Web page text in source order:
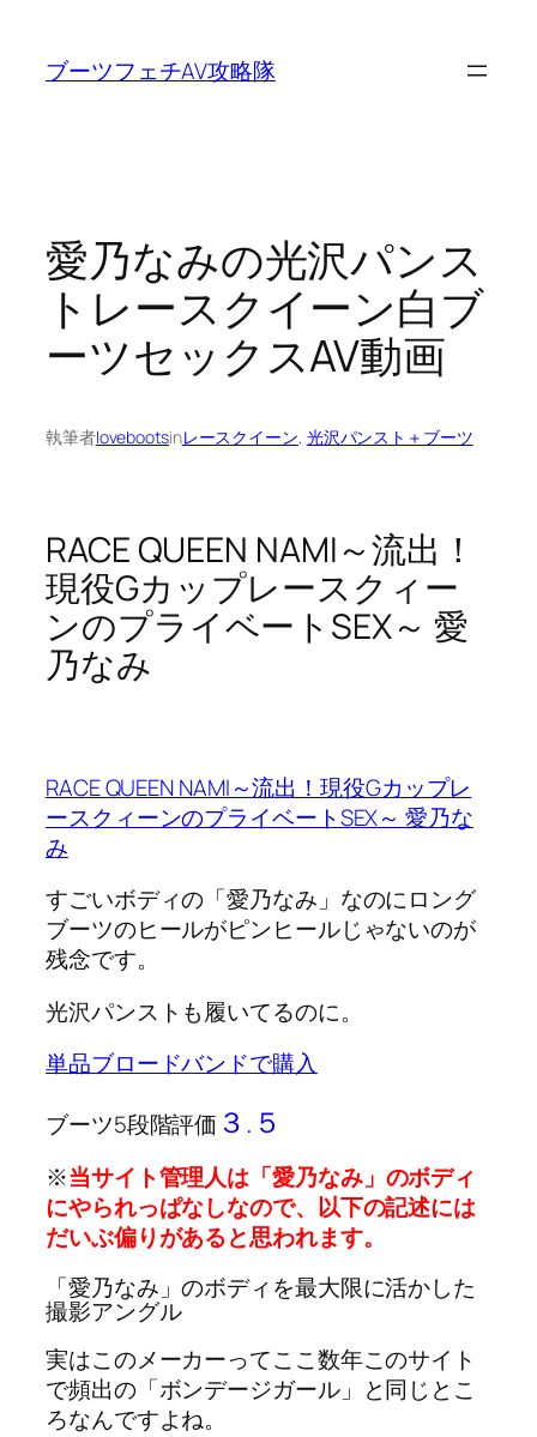
ブーツフェチAV攻略隊
愛乃なみの光沢パンス
トレースクイーン白ブ
ーツセックスAV動画
執筆者lovebootsinレースクイーン, 光沢パンスト＋ブーツ
RACE QUEEN NAMI～流出！
現役Gカップレースクィー
ンのプライベートSEX～ 愛
乃なみ
RACE QUEEN NAMI～流出！現役Gカップレ
ースクィーンのプライベートSEX～ 愛乃な
み
すごいボディの「愛乃なみ」なのにロング
ブーツのヒールがピンヒールじゃないのが
残念です。
光沢パンストも履いてるのに。
単品ブロードバンドで購入
ブーツ5段階評価 ３.５
※当サイト管理人は「愛乃なみ」のボディ
にやられっぱなしなので、以下の記述には
だいぶ偏りがあると思われます。
「愛乃なみ」のボディを最大限に活かした
撮影アングル
実はこのメーカーってここ数年このサイト
で頻出の「ボンデージガール」と同じとこ
ろなんですよね。